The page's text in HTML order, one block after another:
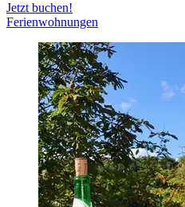
Jetzt buchen!
Ferienwohnungen